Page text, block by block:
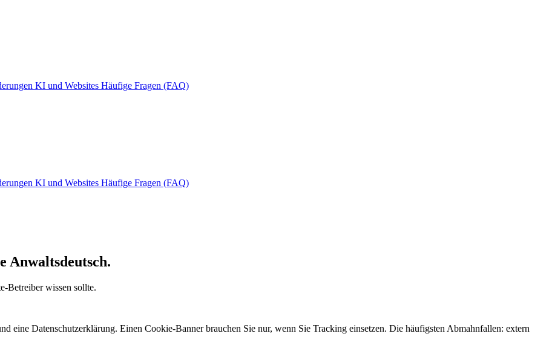
KI und Websites Häufige Fragen (FAQ)
KI und Websites Häufige Fragen (FAQ)
Anwaltsdeutsch.
Betreiber wissen sollte.
eine Datenschutzerklärung. Einen Cookie-Banner brauchen Sie nur, wenn Sie Tracking einsetzen. Die häufigsten Abmahnfallen: extern